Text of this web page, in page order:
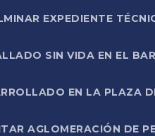
EXPEDIENTE
SIN VIDA EN EL
EN LA PLAZA
AGLOMERACIÓN DE